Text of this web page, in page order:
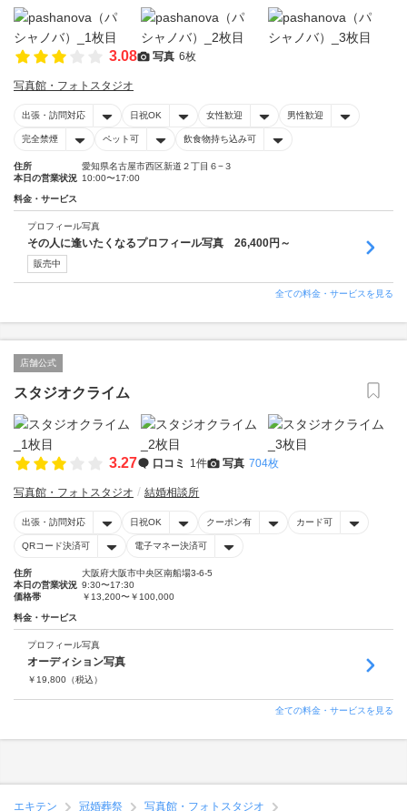
3.08 写真 6枚
写真館・フォトスタジオ
出張・訪問対応 日祝OK 女性歓迎 男性歓迎
完全禁煙 ペット可 飲食物持ち込み可
住所
愛知県名古屋市西区新道２丁目６−３
本日の営業状況 10:00〜17:00
料金・サービス
プロフィール写真
その人に逢いたくなるプロフィール写真 26,400円～
販売中
全ての料金・サービスを見る
店舗公式
スタジオクライム
3.27 口コミ 1件 写真 704枚
写真館・フォトスタジオ 結婚相談所
出張・訪問対応 日祝OK クーポン有 カード可
QRコード決済可 電子マネー決済可
住所
大阪府大阪市中央区南船場3-6-5
本日の営業状況 9:30〜17:30
価格帯
￥13,200〜￥100,000
料金・サービス
プロフィール写真
オーディション写真
￥ 19,800 （税込）
全ての料金・サービスを見る
エキテン 冠婚葬祭
写真館・フォトスタジオ